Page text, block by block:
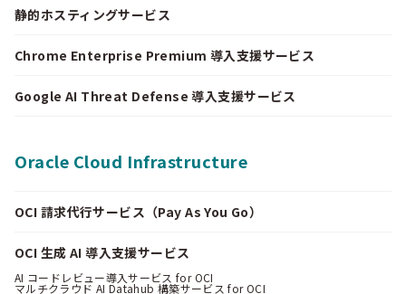
静的ホスティングサービス
Chrome Enterprise Premium 導入支援サービス
Google AI Threat Defense 導入支援サービス
Oracle Cloud Infrastructure
OCI 請求代行サービス（Pay As You Go）
OCI 生成 AI 導入支援サービス
AI コードレビュー導入サービス for OCI
マルチクラウド AI Datahub 構築サービス for OCI